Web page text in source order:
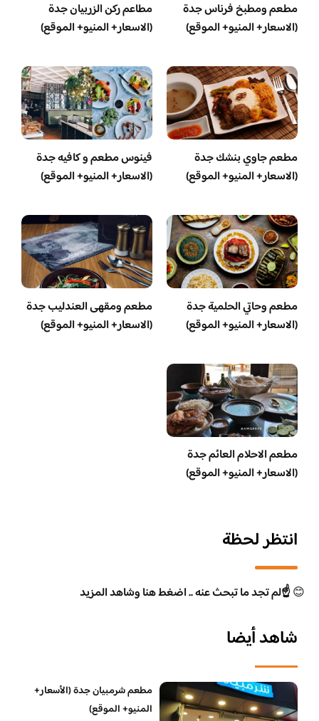
مطعم ومطبخ فرناس جدة
(الاسعار+ المنيو+ الموقع)
مطاعم ركن الزربيان جدة
(الاسعار+ المنيو+ الموقع)
مطعم جاوي بنشك جدة
(الاسعار+ المنيو+ الموقع)
فينوس مطعم و كافيه جدة
(الاسعار+ المنيو+ الموقع)
مطعم وحاتي الحلمية جدة
(الاسعار+ المنيو+ الموقع)
مطعم ومقهى العندليب جدة
(الاسعار+ المنيو+ الموقع)
مطعم الاحلام العائم جدة
(الاسعار+ المنيو+ الموقع)
انتظر لحظة
😊☝️لم تجد ما تبحث عنه .. اضغط هنا وشاهد المزيد
شاهد أيضا
مطعم شرمبيان جدة (الأسعار+
المنيو+ الموقع)